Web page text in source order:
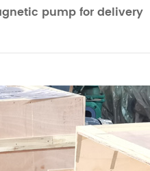
pump for delivery